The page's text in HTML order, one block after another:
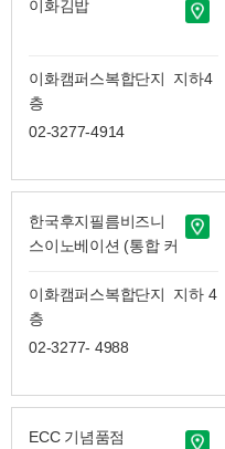
이화김밥
이화캠퍼스복합단지 지하4
층
02-3277-4914
한국후지필름비즈니
스이노베이션 (통합 커
이화캠퍼스복합단지 지하 4
층
02-3277- 4988
ECC 기념품점